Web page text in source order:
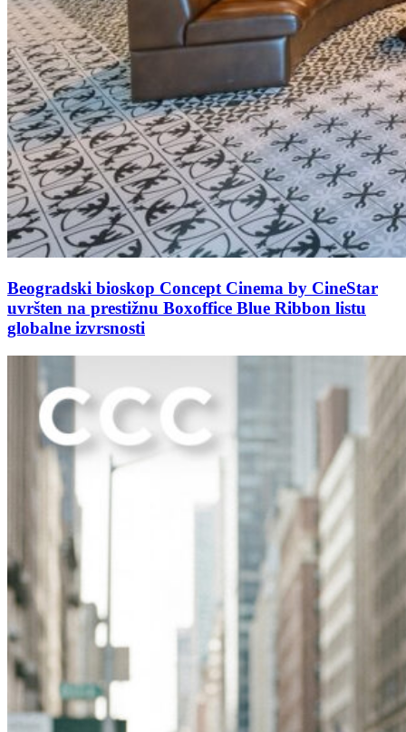
Beogradski bioskop Concept Cinema by CineStar
uvršten na prestižnu Boxoffice Blue Ribbon listu
globalne izvrsnosti